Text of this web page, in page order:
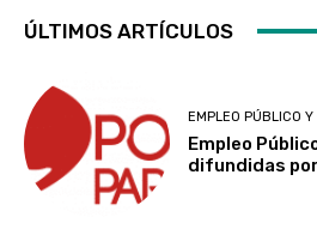
ÚLTIMOS ARTÍCULOS
EMPLEO PÚBLICO
Empleo
difundidas por